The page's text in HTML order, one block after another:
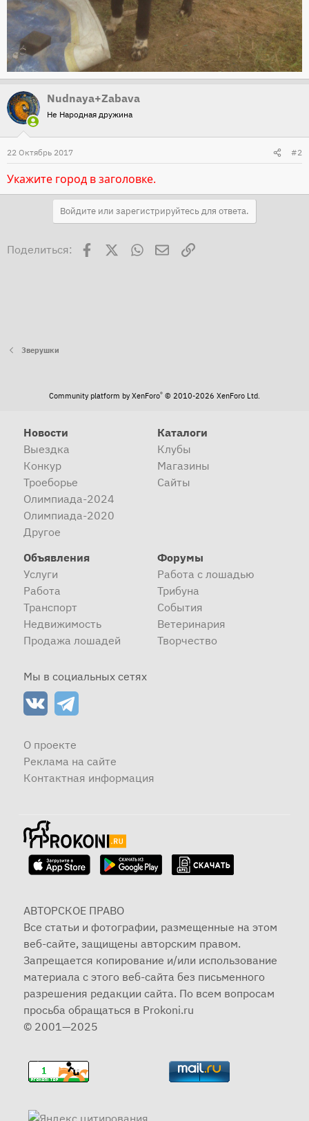
Nudnaya+Zabava
Не Народная дружина
22 Октябрь 2017 #2
Укажите город в заголовке.
Войдите или зарегистрируйтесь для ответа.
Поделиться: Facebook WhatsAppЭлектронная почта
Ссылка
Зверушки
Community platform by XenForo® © 2010-2026 XenForo Ltd.
Новости
Выездка
Конкур
Троеборье
Олимпиада-2024
Олимпиада-2020
Другое
Каталоги
Клубы
Магазины
Сайты
Объявления
Услуги
Работа
Транспорт
Недвижимость
Продажа лошадей
Форумы
Работа с лошадью
Трибуна
События
Ветеринария
Творчество
Мы в социальных сетях
О проекте
Реклама на сайте
Контактная информация
АВТОРСКОЕ ПРАВО
Все статьи и фотографии, размещенные на этом
веб-сайте, защищены авторским правом.
Запрещается копирование и/или использование
материала с этого веб-сайта без письменного
разрешения редакции сайта. По всем вопросам
просьба обращаться в Prokoni.ru
© 2001—2025